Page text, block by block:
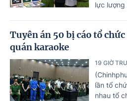
lực
Tuyên án 50 bị cáo tổ
quán karaoke
19 GIỜ
lần tổ
nhau tổ